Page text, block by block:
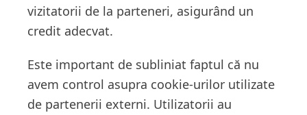
vizitatorii de la parteneri, asigurând un
credit adecvat.
Este important de subliniat faptul că nu
avem control asupra cookie-urilor utilizate
de partenerii externi. Utilizatorii au